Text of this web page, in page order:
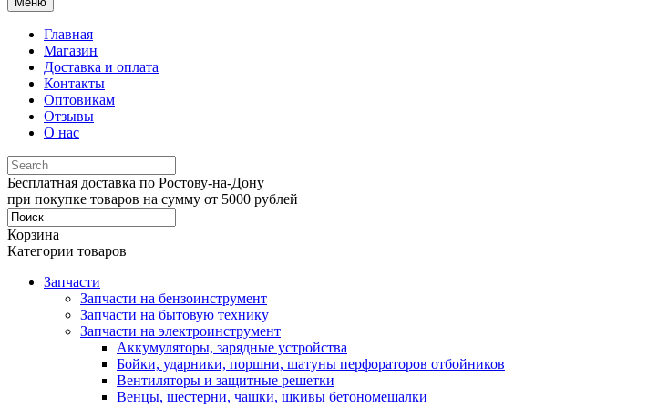
Главная
Магазин
Доставка и оплата
Контакты
Оптовикам
Отзывы
О нас
Бесплатная доставка по Ростову-на-Дону
при покупке товаров на сумму от 5000 рублей
Корзина
Категории товаров
Запчасти
Запчасти на бензоинструмент
Запчасти на бытовую технику
Запчасти на электроинструмент
Аккумуляторы, зарядные устройства
Бойки, ударники, поршни, шатуны перфораторов отбойников
Вентиляторы и защитные решетки
Венцы, шестерни, чашки, шкивы бетономешалки